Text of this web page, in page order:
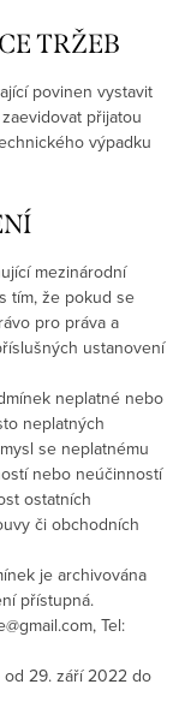
TRŽEB
povinen vystavit
přijatou
výpadku
mezinárodní
tím, že pokud se
pro práva a
ustanovení
neplatné nebo
neplatných
se neplatnému
nebo neúčinností
ostatních
či obchodních
je archivována
přístupná.
Tel:
29. září 2022 do